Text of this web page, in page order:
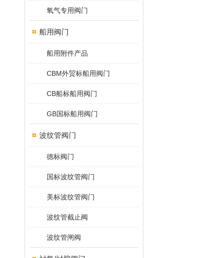
氧气专用阀门
船用阀门
船用附件产品
CBM外贸标船用阀门
CB船标船用阀门
GB国标船用阀门
波纹管阀门
德标阀门
国标波纹管阀门
美标波纹管阀门
波纹管截止阀
波纹管闸阀